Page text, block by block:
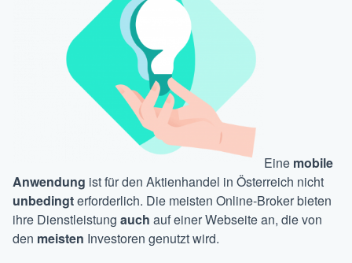
Eine mobile
Anwendung ist für den Aktienhandel in Österreich nicht
unbedingterforderlich. Die meisten Online-Broker bieten
ihre Dienstleistung auch auf einer Webseite an, die von
den meisten Investoren genutzt wird.